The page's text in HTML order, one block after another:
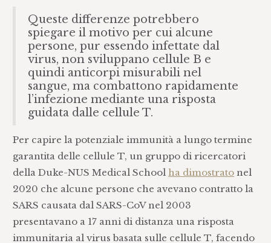
Queste differenze potrebbero
spiegare il motivo per cui alcune
persone, pur essendo infettate dal
virus, non sviluppano cellule B e
quindi anticorpi misurabili nel
sangue, ma combattono rapidamente
l’infezione mediante una risposta
guidata dalle cellule T.
Per capire la potenziale immunità a lungo termine
garantita delle cellule T, un gruppo di ricercatori
della Duke-NUS Medical Schoolha dimostrato nel
2020 che alcune persone che avevano contratto la
SARS causata dal SARS-CoV nel 2003
presentavano a 17 anni di distanza una risposta
immunitaria al virus basata sulle cellule T, facendo